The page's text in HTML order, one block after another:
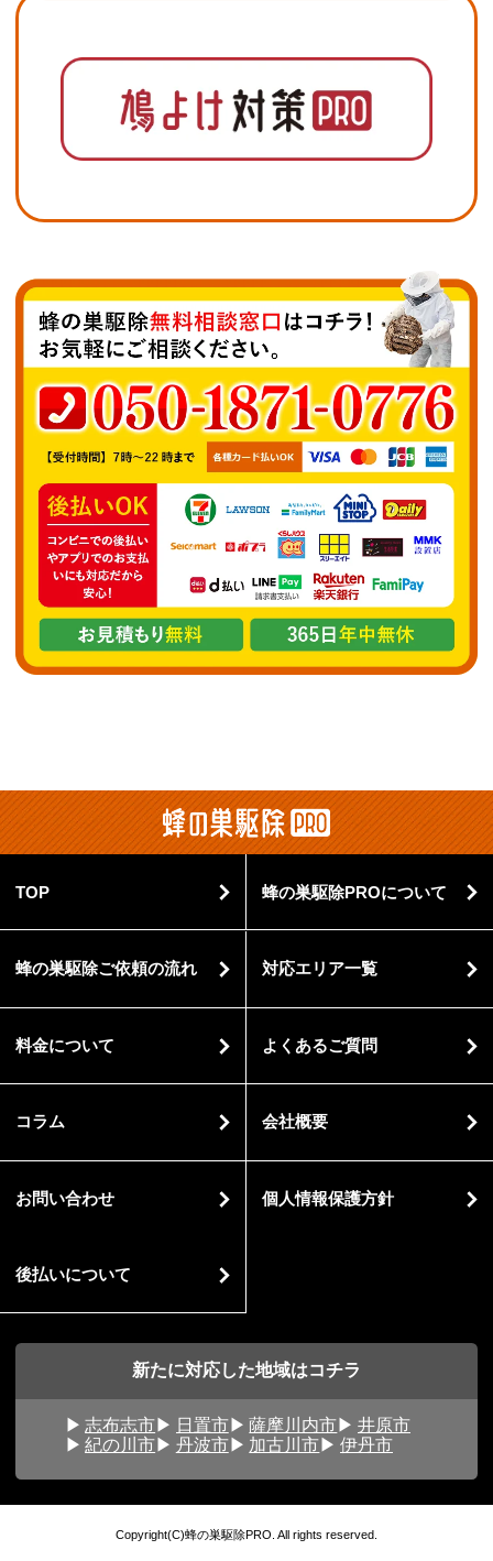
TOP 蜂の巣駆除PROについて
蜂の巣駆除ご依頼の流れ 対応エリア一覧
料金について よくあるご質問
コラム 会社概要
お問い合わせ 個人情報保護方針
後払いについて
新たに対応した地域はコチラ
志布志市 日置市 薩摩川内市
井原市
紀の川市
丹波市 加古川市 伊丹市
Copyright(C)蜂の巣駆除PRO. All rights reserved.